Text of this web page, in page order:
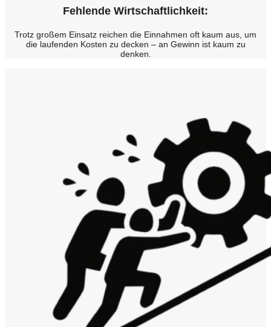
Fehlende Wirtschaftlichkeit:
Trotz großem Einsatz reichen die Einnahmen oft kaum aus, um
die laufenden Kosten zu decken – an Gewinn ist kaum zu
denken.